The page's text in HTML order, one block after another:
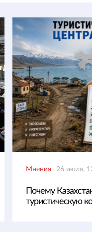
Мнения 26 июля,
Почему
туристическую